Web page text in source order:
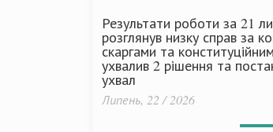
Результати роботи за 21
розглянув низку справ за
скаргами та
ухвалив 2 рішення та
ухвал
Липень, 22 / 2026